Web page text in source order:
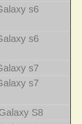
s6
s6
s7
s7
S8